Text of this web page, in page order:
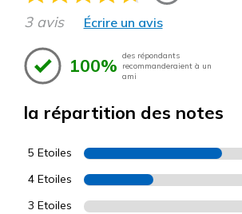
3 avis Écrire un avis
100% des répondants
recommanderaient à un
ami
la répartition des notes
5 Etoiles
4 Etoiles
3 Etoiles